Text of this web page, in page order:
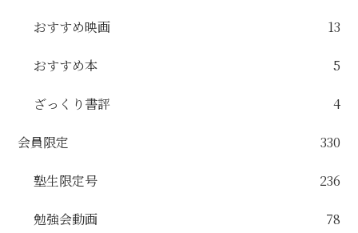
おすすめ映画 13
おすすめ本 5
ざっくり書評 4
会員限定 330
塾生限定号 236
勉強会動画 78